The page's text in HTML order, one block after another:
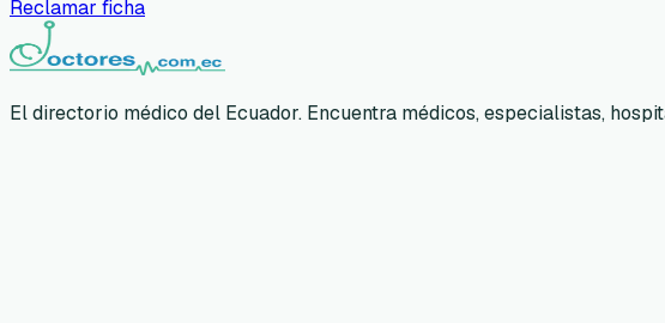
Reclamar ficha
El directorio médico del Ecuador. Encuentra médicos, especialistas,